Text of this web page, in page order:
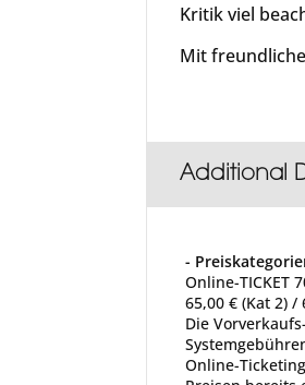
Kritik viel
Mit
Additional
-
Online-TICKET
65,00 € (Kat 2) /
Die
Online-